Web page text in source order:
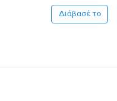
Διάβασέ το